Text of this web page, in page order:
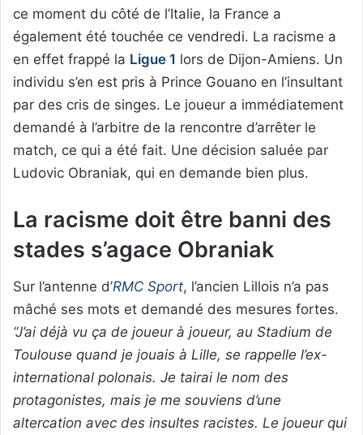
ce moment du côté de l’Italie, la France a
également été touchée ce vendredi. La racisme a
en effet frappé la Ligue 1 lors de Dijon-Amiens. Un
individu s’en est pris à Prince Gouano en l’insultant
par des cris de singes. Le joueur a immédiatement
demandé à l’arbitre de la rencontre d’arrêter le
match, ce qui a été fait. Une décision saluée par
Ludovic Obraniak, qui en demande bien plus.
La racisme doit être banni des
stades s’agace Obraniak
Sur l’antenne d’RMC Sport, l’ancien Lillois n’a pas
mâché ses mots et demandé des mesures fortes.
“J’ai déjà vu ça de joueur à joueur, au Stadium de
Toulouse quand je jouais à Lille, se rappelle l’ex-
international polonais. Je tairai le nom des
protagonistes, mais je me souviens d’une
altercation avec des insultes racistes. Le joueur qui